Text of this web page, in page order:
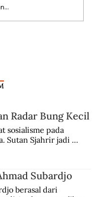
Radar Bung Kecil
sosialisme pada
Sutan Sjahrir jadi
Subardjo
berasal dari